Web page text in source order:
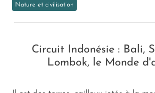
Nature et civilisation
Circuit Indonésie : Bali,
Lombok, le Monde